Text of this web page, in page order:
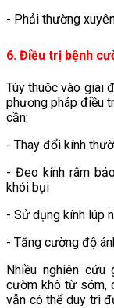
- Phải thường
6. Điều trị bệnh
Tùy thuộc vào giai
phương pháp điều
cần:
- Thay đổi kính
- Đeo kính râm
khói bụi
- Sử dụng kính lúp
- Tăng cường độ
Nhiều nghiên cứu
cườm khô từ sớm,
vẫn có thể duy trì